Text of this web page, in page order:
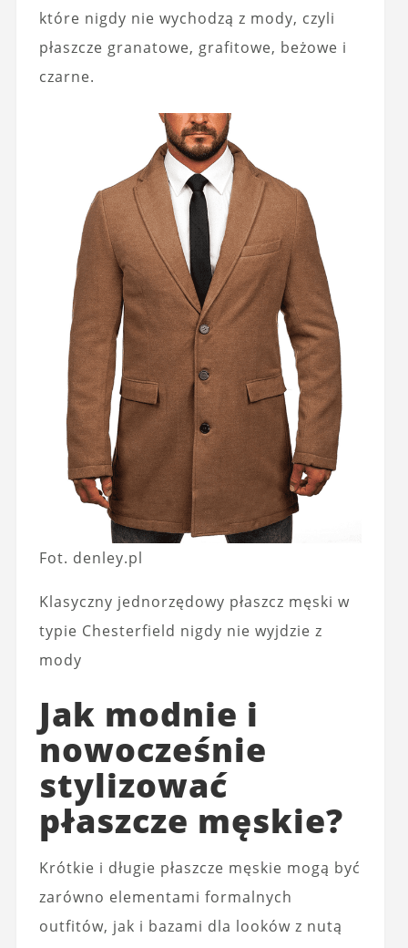
które nigdy nie wychodzą z mody, czyli
płaszcze granatowe, grafitowe, beżowe i
czarne.
Fot. denley.pl
Klasyczny jednorzędowy płaszcz męski w
typie Chesterfield nigdy nie wyjdzie z
mody
Jak modnie i
nowocześnie
stylizować
płaszcze męskie?
Krótkie i długie płaszcze męskie mogą być
zarówno elementami formalnych
outfitów, jak i bazami dla looków z nutą